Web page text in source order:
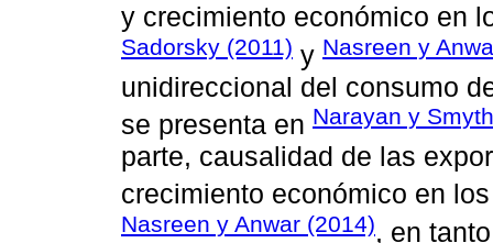
y crecimiento económico en
Sadorsky (2011) y Nasreen y
unidireccional del consumo
se presenta en Narayan y
parte, causalidad de las
crecimiento económico en
Nasreen y Anwar (2014), en